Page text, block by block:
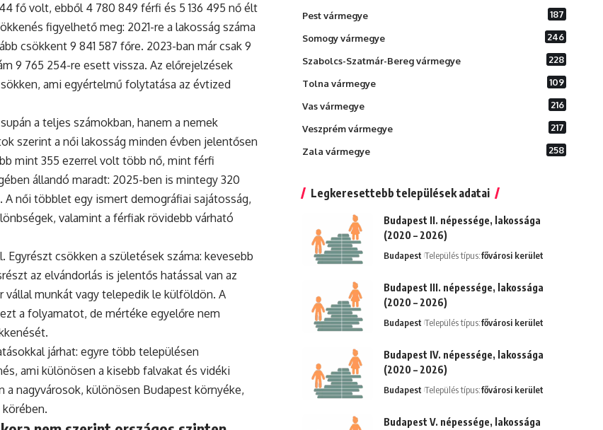
fő volt, ebből 4 780 849 férfi és 5 136 495 nő élt
figyelhető meg: 2021-re a lakosság száma
csökkent 9 841 587 főre. 2023-ban már csak 9
9 765 254-re esett vissza. Az előrejelzések
ami egyértelmű folytatása az évtized
a teljes számokban, hanem a nemek
szerint a női lakosság minden évben jelentősen
mint 355 ezerrel volt több nő, mint férfi
állandó maradt: 2025-ben is mintegy 320
női többlet egy ismert demográfiai sajátosság,
valamint a férfiak rövidebb várható
csökken a születések száma: kevesebb
az elvándorlás is jelentős hatással van az
vállal munkát vagy telepedik le külföldön. A
a folyamatot, de mértéke egyelőre nem
járhat: egyre több településen
ami különösen a kisebb falvakat és vidéki
nagyvárosok, különösen Budapest környéke,
Pest vármegye 187
Somogy vármegye 246
Szabolcs-Szatmár-Bereg vármegye 228
Tolna vármegye 109
Vas vármegye 216
Veszprém vármegye 217
Zala vármegye 258
Legkeresettebb települések adatai
Budapest II. népessége, lakossága
(2020 – 2026)
Budapest Település típus:fővárosi kerület
Budapest III. népessége, lakossága
(2020 – 2026)
Budapest Település típus:fővárosi kerület
Budapest IV. népessége, lakossága
(2020 – 2026)
Budapest Település típus:fővárosi kerület
Budapest V. népessége, lakossága